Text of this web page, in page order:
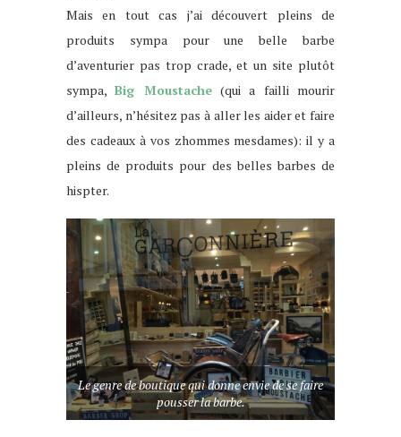
Mais en tout cas j’ai découvert pleins de
produits sympa pour une belle barbe
d’aventurier pas trop crade, et un site plutôt
sympa,Big Moustache(qui a failli mourir
d’ailleurs, n’hésitez pas à aller les aider et faire
des cadeaux à vos zhommes mesdames): il y a
pleins de produits pour des belles barbes de
hispter.
Le genre de boutique qui donne envie de se faire
pousser la barbe.